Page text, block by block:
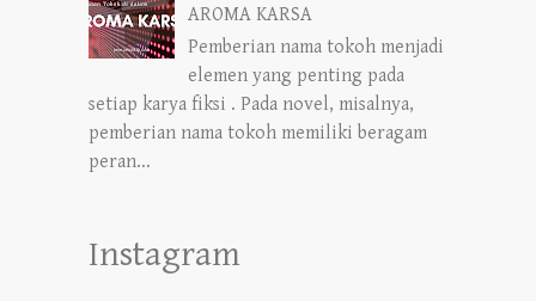
AROMA KARSA
Pemberian nama tokoh menjadi
elemen yang penting pada
setiap karya fiksi . Pada novel, misalnya,
pemberian nama tokoh memiliki beragam
peran...
Instagram